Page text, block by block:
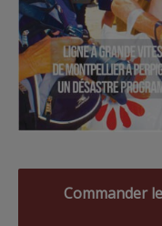
Commander